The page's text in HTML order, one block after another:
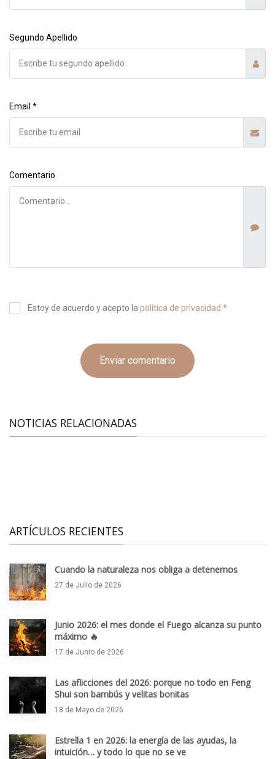
Segundo Apellido
Email *
Comentario
Estoy de acuerdo y acepto la política de privacidad *
Enviar comentario
NOTICIAS RELACIONADAS
ARTÍCULOS RECIENTES
Cuando la naturaleza nos obliga a detenernos
27 de Julio de 2026
Junio 2026: el mes donde el Fuego alcanza su punto
máximo 🔥
17 de Junio de 2026
Las aflicciones del 2026: porque no todo en Feng
Shui son bambús y velitas bonitas
18 de Mayo de 2026
Estrella 1 en 2026: la energía de las ayudas, la
intuición… y todo lo que no se ve